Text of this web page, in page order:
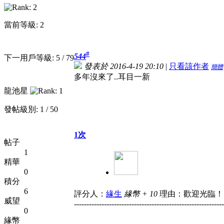
當前等級: 2
下一用戶等級: 5 / 79
龍池星
發帖級別: 1 / 50
帖子
1
精華
0
積分
6
威望
0
緣幣
544#
發表於 2016-4-19 20:10 | 只看該作者 簡體
多年沒來了..耳目一新
1次
評分人： 緣生 緣幣 + 10 理由：歡迎光臨！